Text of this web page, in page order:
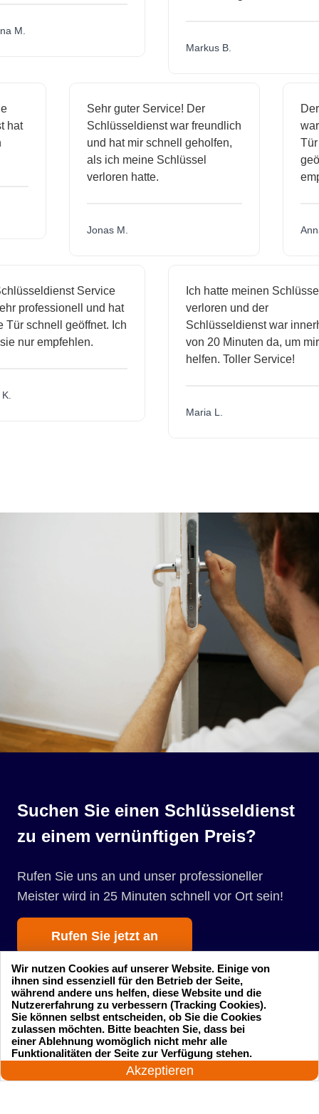
M.
Markus B.
hat
Sehr guter Service! Der
Schlüsseldienst war freundlich
und hat mir schnell geholfen,
als ich meine Schlüssel
verloren hatte.
Jonas M.
Service
professionell und hat
schnell geöffnet. Ich
nur empfehlen.
Ich hatte meinen Schlüssel
verloren und der
Schlüsseldienst war
von 20 Minuten da, um mir
helfen. Toller Service!
Maria L.
Suchen Sie einen Schlüsseldienst
zu einem vernünftigen Preis?
Rufen Sie uns an und unser professioneller
Meister wird in 25 Minuten schnell vor Ort sein!
Rufen Sie jetzt an
Startseite Einsatzgebiete
Preise
24 Stunden am Tag
Akzeptieren
Wir nutzen Cookies auf unserer Website. Einige von
ihnen sind essenziell für den Betrieb der Seite,
während andere uns helfen, diese Website und die
Nutzererfahrung zu verbessern (Tracking Cookies).
Sie können selbst entscheiden, ob Sie die Cookies
zulassen möchten. Bitte beachten Sie, dass bei
einer Ablehnung womöglich nicht mehr alle
Funktionalitäten der Seite zur Verfügung stehen.